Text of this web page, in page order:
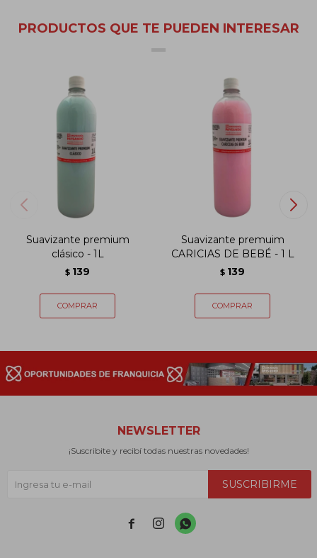
PRODUCTOS QUE TE PUEDEN INTERESAR
Suavizante premium
clásico - 1L
$ 139
Suavizante premuim
CARICIAS DE BEBÉ - 1 L
$ 139
NEWSLETTER
¡Suscribite y recibí todas nuestras novedades!
SUSCRIBIRME
  